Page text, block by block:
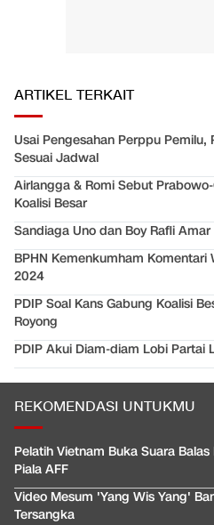
ARTIKEL TERKAIT
Usai Pengesahan Perppu
Sesuai Jadwal
Airlangga & Romi Sebut
Koalisi Besar
Sandiaga Uno dan Boy Rafli
BPHN Kemenkumham Komentari
2024
PDIP Soal Kans Gabung Koalisi
Royong
PDIP Akui Diam-diam Lobi Partai
REKOMENDASI UNTUKMU
Pelatih Vietnam Buka Suara
Piala AFF
Video Mesum 'Yang Wis Yang'
Tersangka